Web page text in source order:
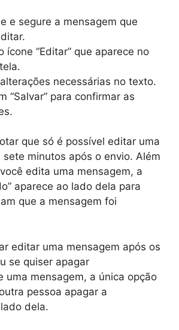
e segure a mensagem que
ícone “Editar” que aparece no
necessárias no texto.
“Salvar” para confirmar as
que só é possível editar uma
sete minutos após o envio. Além
edita uma mensagem, a
aparece ao lado dela para
que a mensagem foi
editar uma mensagem após os
se quiser apagar
uma mensagem, a única opção
pessoa apagar a
dela.